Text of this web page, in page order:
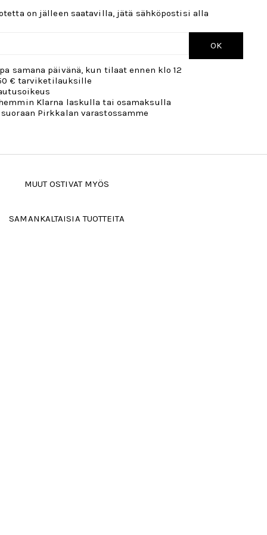
on jälleen saatavilla, jätä sähköpostisi alla
OK
samana päivänä, kun tilaat ennen klo 12
€ tarviketilauksille
Klarna laskulla tai osamaksulla
Pirkkalan varastossamme
MUUT OSTIVAT MYÖS
SAMANKALTAISIA TUOTTEITA